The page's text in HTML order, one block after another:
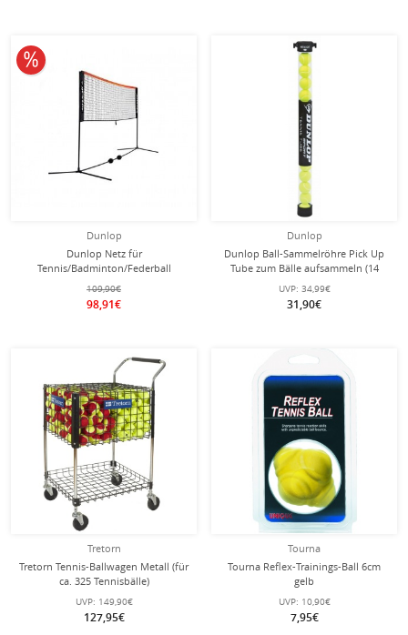
Dunlop
Dunlop Netz für
Tennis/Badminton/Federball
höhenverstellbar - Breite 6 Meter
109,90€
98,91€
10% reduziert
Dunlop
Dunlop Ball-Sammelröhre Pick Up
Tube zum Bälle aufsammeln (14
Bälle)
UVP: 34,99€
31,90€
Tretorn
Tretorn Tennis-Ballwagen Metall (für
ca. 325 Tennisbälle)
UVP: 149,90€
127,95€
Tourna
Tourna Reflex-Trainings-Ball 6cm
gelb
UVP: 10,90€
7,95€